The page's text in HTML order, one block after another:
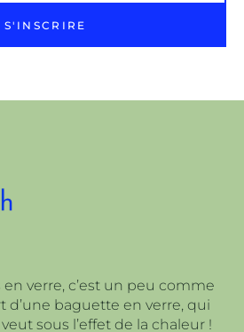
S'INSCRIRE
en verre, c’est un peu comme
d’une baguette en verre, qui
sous l’effet de la chaleur !